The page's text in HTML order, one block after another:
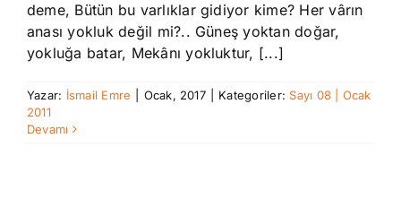
deme, Bütün bu varlıklar gidiyor kime? Her vârın
anası yokluk değil mi?.. Güneş yoktan doğar,
yokluğa batar, Mekânı yokluktur, [...]
Yazar: İsmail Emre Ocak, 2017 Kategoriler: Sayı 08 | Ocak
2011
Devamı